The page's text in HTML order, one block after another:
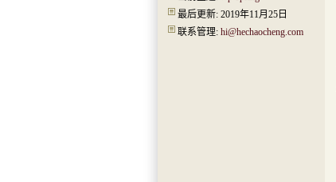
最后更新: 2019年11月25日
联系管理: hi@hechaocheng.com